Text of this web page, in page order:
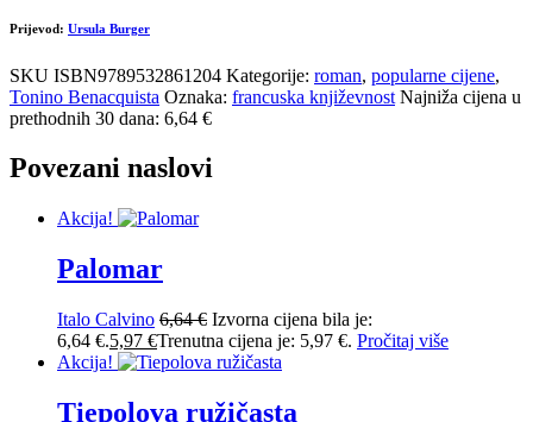
Prijevod: Ursula Burger
SKU ISBN9789532861204 Kategorije: roman, popularne cijene,
Tonino Benacquista Oznaka: francuska književnost Najniža cijena u
prethodnih 30 dana: 6,64 €
Povezani naslovi
Akcija!
Palomar
Italo Calvino 6,64€ Izvorna cijena bila je:
6,64 €.5,97 €Trenutna cijena je: 5,97 €. Pročitaj više
Akcija!
Tiepolova ružičasta